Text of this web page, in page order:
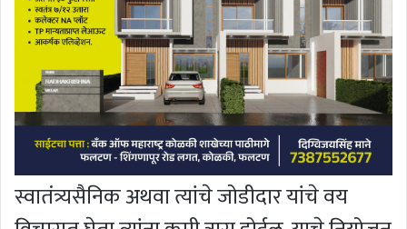
स्वातंत्र्यसैनिक अथवा त्यांचे जोडीदार यांचे वय